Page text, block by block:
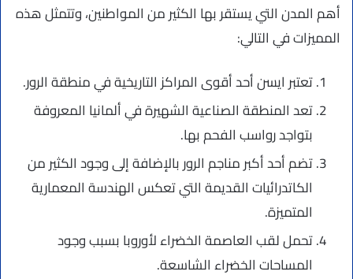
أهم المدن التي يستقر بها الكثير من المواطنين، وتتمثل هذه
المميزات في التالي:
تعتبر ايسن أحد أقوى المراكز التاريخية في منطقة الرور.
تعد المنطقة الصناعية الشهيرة في ألمانيا المعروفة
بتواجد رواسب الفحم بها.
تضم أحد أكبر مناجم الرور بالإضافة إلى وجود الكثير من
الكاتدرائيات القديمة التي تعكس الهندسة المعمارية
المتميزة.
تحمل لقب العاصمة الخضراء لأوروبا بسبب وجود
المساحات الخضراء الشاسعة.